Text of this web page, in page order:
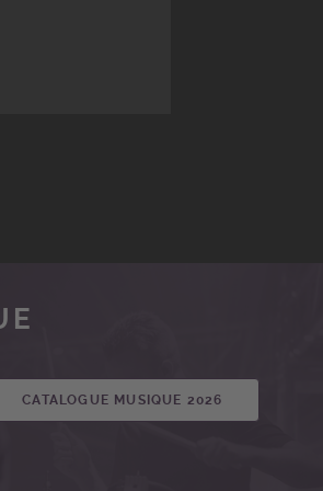
CATALOGUE MUSIQUE 2026